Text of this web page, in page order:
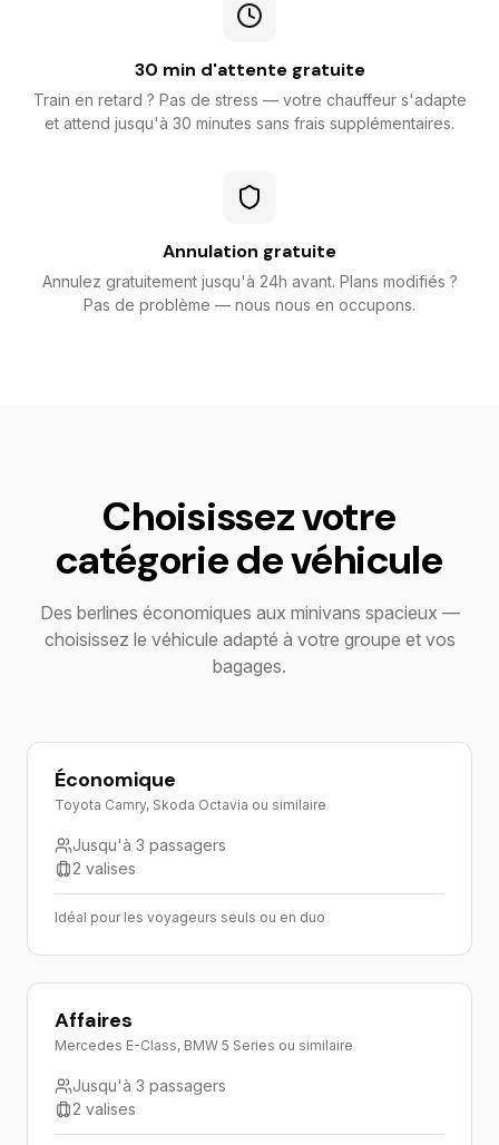
30 min d'attente gratuite
Train en retard ? Pas de stress — votre chauffeur s'adapte
et attend jusqu'à 30 minutes sans frais supplémentaires.
Annulation gratuite
Annulez gratuitement jusqu'à 24h avant. Plans modifiés ?
Pas de problème — nous nous en occupons.
Choisissez votre
catégorie de véhicule
Des berlines économiques aux minivans spacieux —
choisissez le véhicule adapté à votre groupe et vos
bagages.
Économique
Toyota Camry, Skoda Octavia ou similaire
Jusqu'à 3 passagers
2 valises
Idéal pour les voyageurs seuls ou en duo
Affaires
Mercedes E-Class, BMW 5 Series ou similaire
Jusqu'à 3 passagers
2 valises